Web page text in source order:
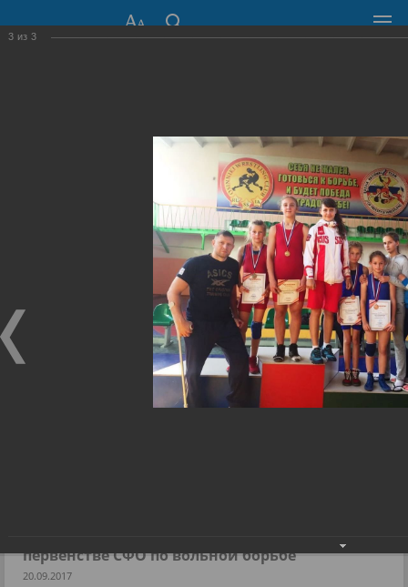
ГОРОДА НОВОСИБИРСКА
630099, г. Новосибирск, Красный проспект, 34
Общественная приемная
Фоторепортажи
›
первенстве СФО по вольной борьбе
20.09.2017
3 из 3